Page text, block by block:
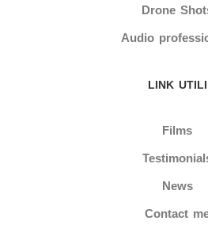
Drone
Audio
LINK UTILI
Films
News
Contact